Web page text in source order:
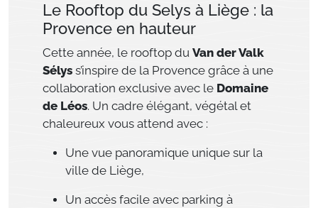
Le Rooftop du Selys à Liège : la
Provence en hauteur
Cette année, le rooftop du Van der Valk
Sélys s’inspire de la Provence grâce à une
collaboration exclusive avec le Domaine
de Léos. Un cadre élégant, végétal et
chaleureux vous attend avec :
Une vue panoramique unique sur la
ville de Liège,
Un accès facile avec parking à